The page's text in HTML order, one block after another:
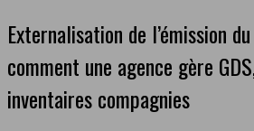
Externalisation de l’émission
comment une agence gère
inventaires compagnies